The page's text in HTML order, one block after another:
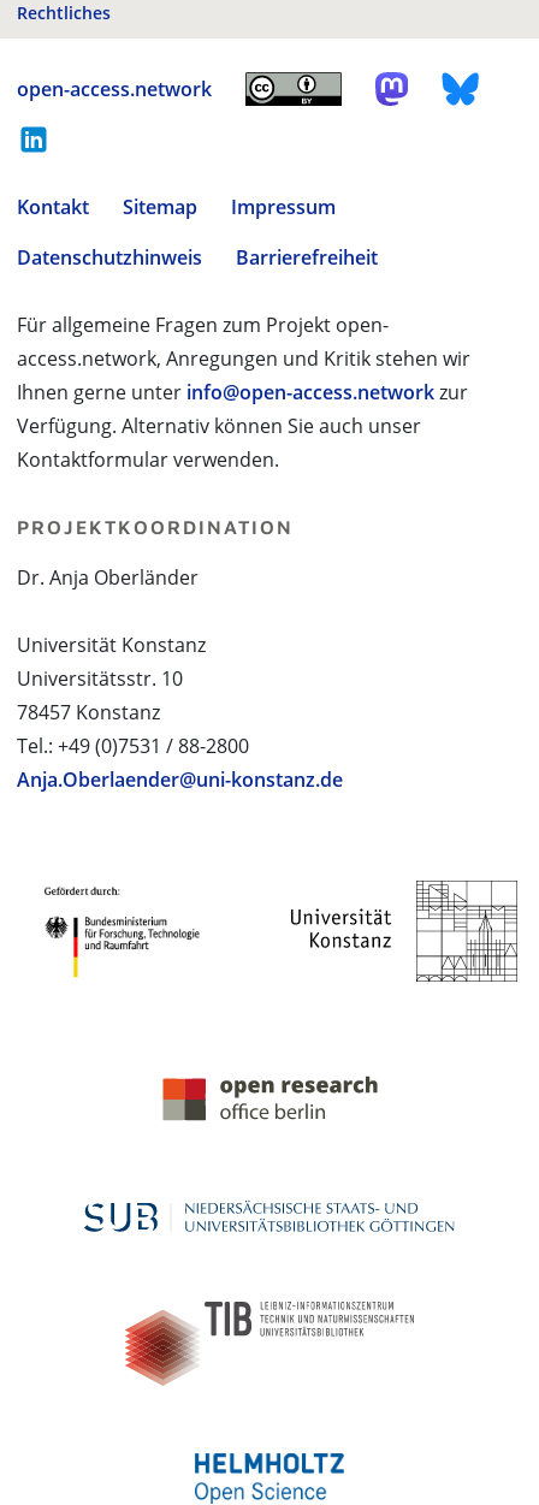
Rechtliches
open-access.network
Kontakt Sitemap
Impressum
Datenschutzhinweis
Barrierefreiheit
Für allgemeine Fragen zum Projekt open-
access.network, Anregungen und Kritik stehen wir
Ihnen gerne unter info@open-access.networkzur
Verfügung. Alternativ können Sie auch unser
Kontaktformular verwenden.
PROJEKTKOORDINATION
Dr. Anja Oberländer
Universität Konstanz
Universitätsstr. 10
78457 Konstanz
Tel.: +49 (0)7531 / 88-2800
Anja.Oberlaender@uni-konstanz.de